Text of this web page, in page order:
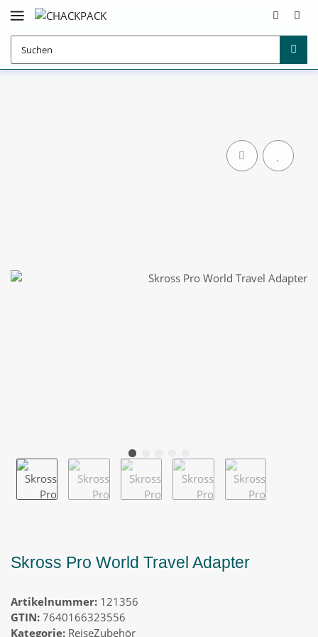
Skross Pro World Travel Adapter
Artikelnummer: 121356
GTIN: 7640166323556
Kategorie: ReiseZubehör